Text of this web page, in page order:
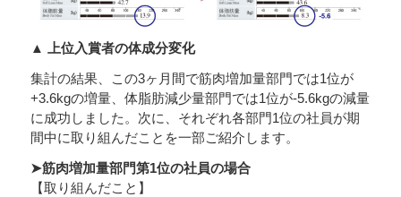
▲ 上位入賞者の体成分変化
集計の結果、この3ヶ月間で筋肉増加量部門では1位が
+3.6kgの増量、体脂肪減少量部門では1位が-5.6kgの減量
に成功しました。次に、それぞれ各部門1位の社員が期
間中に取り組んだことを一部ご紹介します。
➤筋肉増加量部門第1位の社員の場合
【取り組んだこと】